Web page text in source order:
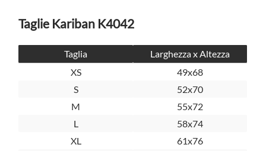
Taglie Kariban K4042
Taglia
Larghezza x Altezza
XS
49x68
S
52x70
M
55x72
L
58x74
XL
61x76